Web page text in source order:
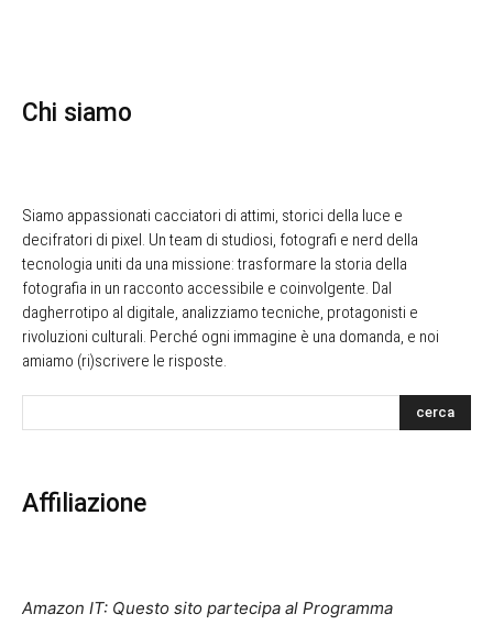
Chi siamo
Siamo appassionati cacciatori di attimi, storici della luce e
decifratori di pixel. Un team di studiosi, fotografi e nerd della
tecnologia uniti da una missione: trasformare la storia della
fotografia in un racconto accessibile e coinvolgente. Dal
dagherrotipo al digitale, analizziamo tecniche, protagonisti e
rivoluzioni culturali. Perché ogni immagine è una domanda, e noi
amiamo (ri)scrivere le risposte.
cerca
Affiliazione
Amazon IT: Questo sito partecipa al Programma